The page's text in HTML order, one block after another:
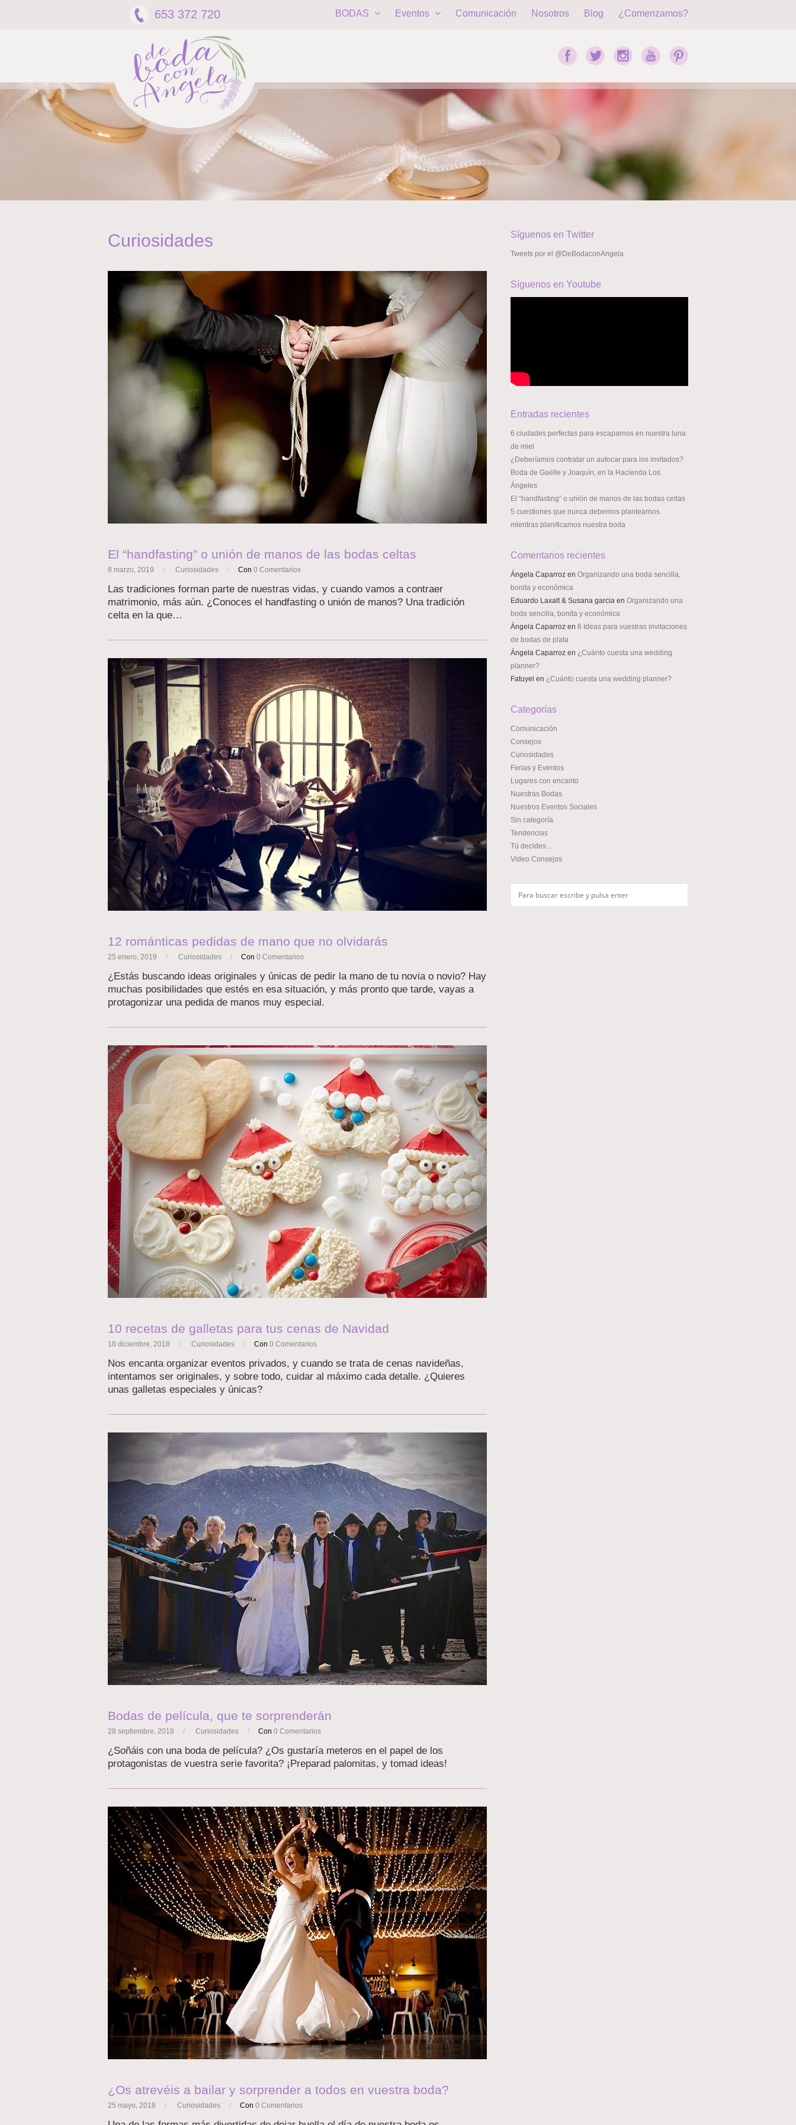
653 372 720 BODAS Eventos Comunicación Nosotros Blog ¿Comenzamos?
Curiosidades
El “handfasting” o unión de manos de las bodas celtas
8 marzo, 2019 / Curiosidades / Con 0 Comentarios
Las tradiciones forman parte de nuestras vidas, y cuando vamos a contraer
matrimonio, más aún. ¿Conoces el handfasting o unión de manos? Una tradición
celta en la que…
12 románticas pedidas de mano que no olvidarás
25 enero, 2019 / Curiosidades / Con 0 Comentarios
¿Estás buscando ideas originales y únicas de pedir la mano de tu novia o novio? Hay
muchas posibilidades que estés en esa situación, y más pronto que tarde, vayas a
protagonizar una pedida de manos muy especial.
10 recetas de galletas para tus cenas de Navidad
18 diciembre, 2018 / Curiosidades / Con 0 Comentarios
Nos encanta organizar eventos privados, y cuando se trata de cenas navideñas,
intentamos ser originales, y sobre todo, cuidar al máximo cada detalle. ¿Quieres
unas galletas especiales y únicas?
Bodas de película, que te sorprenderán
28 septiembre, 2018 / Curiosidades / Con 0 Comentarios
¿Soñáis con una boda de película? ¿Os gustaría meteros en el papel de los
protagonistas de vuestra serie favorita? ¡Preparad palomitas, y tomad ideas!
¿Os atrevéis a bailar y sorprender a todos en vuestra boda?
25 mayo, 2018 / Curiosidades / Con 0 Comentarios
Síguenos en Twitter
Tweets por el @DeBodaconAngela.
Síguenos en Youtube
Entradas recientes
6 ciudades perfectas para escaparnos en nuestra luna
de miel
¿Deberíamos contratar un autocar para los invitados?
Boda de Gaëlle y Joaquín, en la Hacienda Los
Ángeles
El “handfasting” o unión de manos de las bodas celtas
5 cuestiones que nunca debemos plantearnos
mientras planificamos nuestra boda
Comentarios recientes
Ángela Caparroz en Organizando una boda sencilla,
bonita y económica
Eduardo Laxalt & Susana garcia en Organizando una
boda sencilla, bonita y económica
Ángela Caparroz en 6 Ideas para vuestras invitaciones
de bodas de plata
Ángela Caparroz en ¿Cuánto cuesta una wedding
planner?
Fatuyel en ¿Cuánto cuesta una wedding planner?
Categorías
Comunicación
Consejos
Curiosidades
Ferias y Eventos
Lugares con encanto
Nuestras Bodas
Nuestros Eventos Sociales
Sin categoría
Tendencias
Tú decides…
Video Consejos